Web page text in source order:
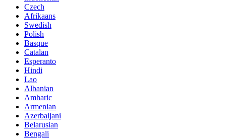
Czech
Afrikaans
Swedish
Polish
Basque
Catalan
Esperanto
Hindi
Lao
Albanian
Amharic
Armenian
Azerbaijani
Belarusian
Bengali